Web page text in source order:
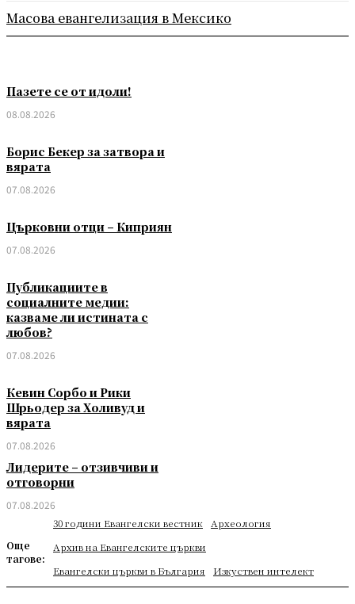
Пазете се от идоли!
08.08.2026
Борис Бекер за затвора и
вярата
07.08.2026
Църковни отци – Киприян
07.08.2026
Публикациите в
социалните медии:
казваме ли истината с
любов?
07.08.2026
Кевин Сорбо и Рики
Шрьодер за Холивуд и
вярата
07.08.2026
Лидерите – отзивчиви и
отговорни
07.08.2026
Още
тагове:
30 години Евангелски вестник
Археология
Архив на Евангелските църкви
Евангелски църкви в България
Изкуствен интелект
Масова евангелизация в Мексико